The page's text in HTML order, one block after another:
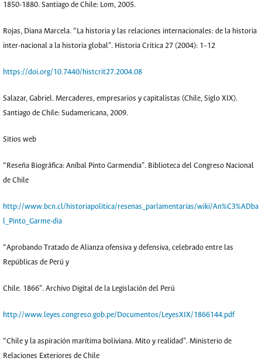
1850-1880. Santiago de Chile: Lom, 2005.
Rojas, Diana Marcela. “La historia y las relaciones internacionales: de la historia
inter-nacional a la historia global”. Historia Critica 27 (2004): 1–12
https://doi.org/10.7440/histcrit27.2004.08
Salazar, Gabriel. Mercaderes, empresarios y capitalistas (Chile, Siglo XIX).
Santiago de Chile: Sudamericana, 2009.
Sitios web
“Reseña Biográfica: Aníbal Pinto Garmendia”. Biblioteca del Congreso Nacional
de Chile
http://www.bcn.cl/historiapolitica/resenas_parlamentarias/wiki/An%C3%ADba
l_Pinto_Garme-dia
“Aprobando Tratado de Alianza ofensiva y defensiva, celebrado entre las
Repúblicas de Perú y
Chile. 1866”. Archivo Digital de la Legislación del Perú
http://www.leyes.congreso.gob.pe/Documentos/LeyesXIX/1866144.pdf
“Chile y la aspiración marítima boliviana. Mito y realidad”. Ministerio de
Relaciones Exteriores de Chile